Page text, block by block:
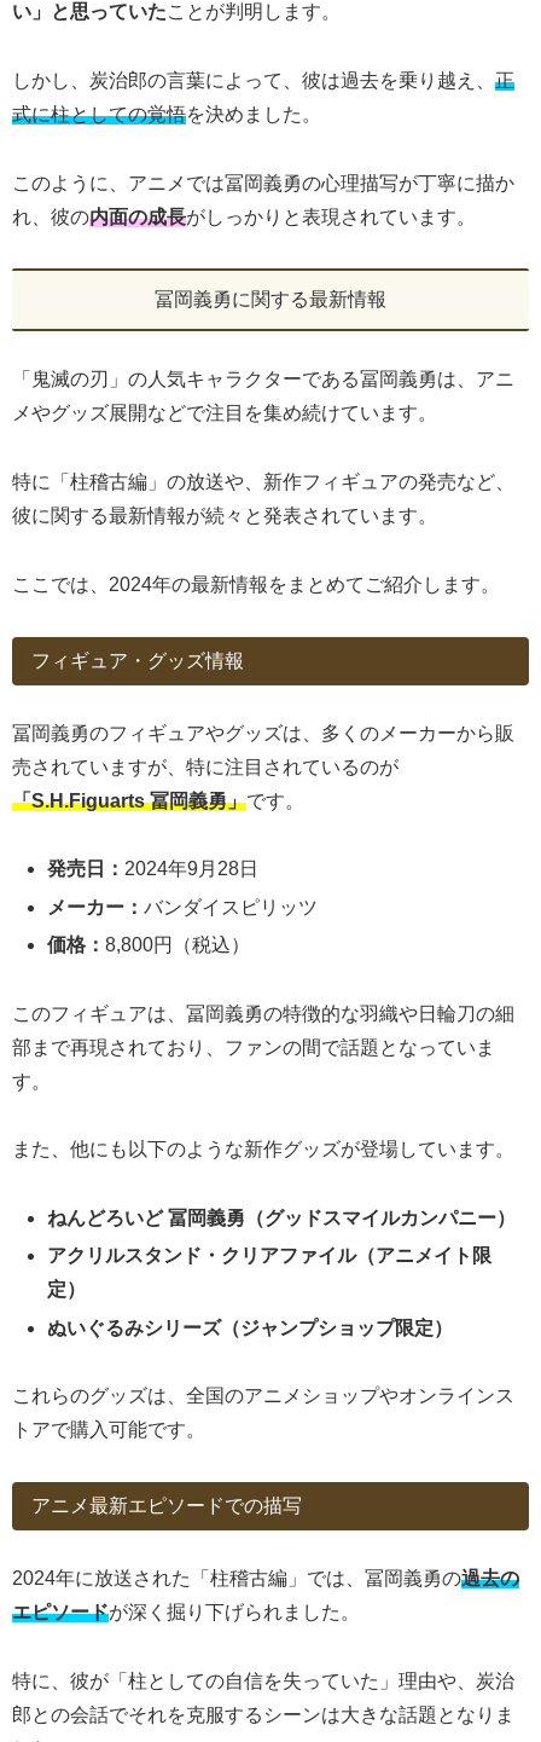
い」と思っていたことが判明します。
しかし、炭治郎の言葉によって、彼は過去を乗り越え、 正
式に柱としての覚悟を決めました。
このように、アニメでは冨岡義勇の心理描写が丁寧に描か
れ、彼の内面の成長がしっかりと表現されています。
冨岡義勇に関する最新情報
「鬼滅の刃」の人気キャラクターである冨岡義勇は、アニ
メやグッズ展開などで注目を集め続けています。
特に「柱稽古編」の放送や、新作フィギュアの発売など、
彼に関する最新情報が続々と発表されています。
ここでは、2024年の最新情報をまとめてご紹介します。
フィギュア・グッズ情報
冨岡義勇のフィギュアやグッズは、多くのメーカーから販
売されていますが、特に注目されているのが
「S.H.Figuarts 冨岡義勇」です。
発売日：2024年9月28日
メーカー：バンダイスピリッツ
価格：8,800円（税込）
このフィギュアは、冨岡義勇の特徴的な羽織や日輪刀の細
部まで再現されており、ファンの間で話題となっていま
す。
また、他にも以下のような新作グッズが登場しています。
ねんどろいど 冨岡義勇（グッドスマイルカンパニー）
アクリルスタンド・クリアファイル（アニメイト限
定）
ぬいぐるみシリーズ（ジャンプショップ限定）
これらのグッズは、全国のアニメショップやオンラインス
トアで購入可能です。
アニメ最新エピソードでの描写
2024年に放送された「柱稽古編」では、冨岡義勇の過去の
エピソードが深く掘り下げられました。
特に、彼が「柱としての自信を失っていた」理由や、炭治
郎との会話でそれを克服するシーンは大きな話題となりま